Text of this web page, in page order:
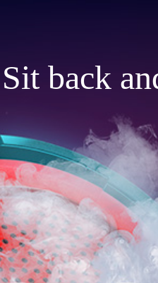
Sit back